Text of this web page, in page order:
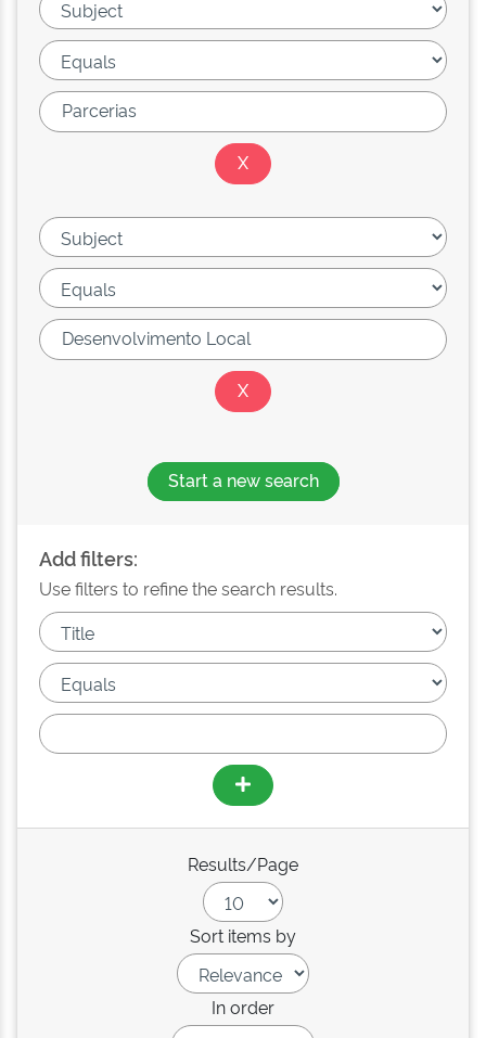
Start a new search
Add filters:
Use filters to refine the search results.
Results/Page
Sort items by
In order